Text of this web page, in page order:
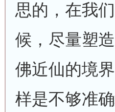
思的，在我
候，尽量塑
佛近仙的境
样是不够准